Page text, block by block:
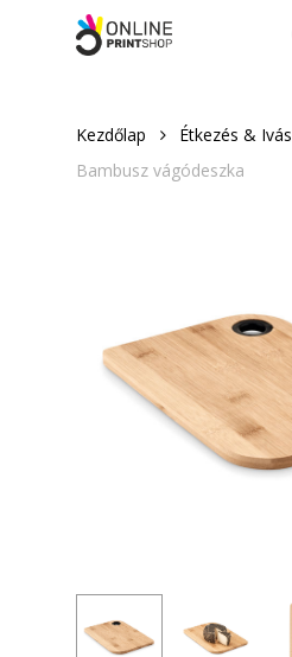
Kezdőlap Étkezés & Ivás
Bambusz vágódeszka